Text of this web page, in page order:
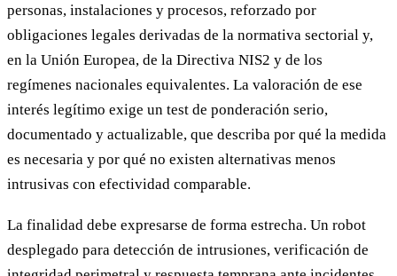
personas, instalaciones y procesos, reforzado por
obligaciones legales derivadas de la normativa sectorial y,
en la Unión Europea, de la Directiva NIS2 y de los
regímenes nacionales equivalentes. La valoración de ese
interés legítimo exige un test de ponderación serio,
documentado y actualizable, que describa por qué la medida
es necesaria y por qué no existen alternativas menos
intrusivas con efectividad comparable.
La finalidad debe expresarse de forma estrecha. Un robot
desplegado para detección de intrusiones, verificación de